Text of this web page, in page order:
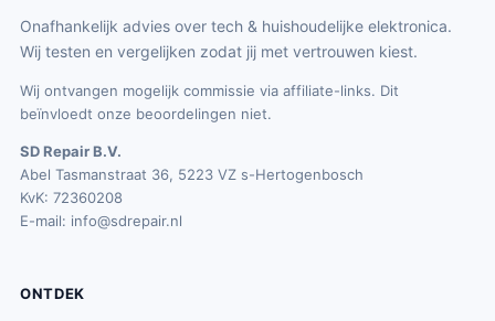
Onafhankelijk advies over tech & huishoudelijke elektronica.
Wij testen en vergelijken zodat jij met vertrouwen kiest.
Wij ontvangen mogelijk commissie via affiliate-links. Dit
beïnvloedt onze beoordelingen niet.
SD Repair B.V.
Abel Tasmanstraat 36, 5223 VZ s-Hertogenbosch
KvK: 72360208
E-mail: info@sdrepair.nl
ONTDEK